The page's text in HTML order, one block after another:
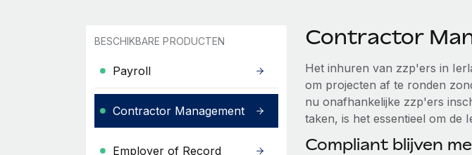
BESCHIKBARE PRODUCTEN
Payroll
Contractor Management
Employer of Record
Contractor
Het inhuren van zzp'ers in
om projecten af te ronden
nu onafhankelijke zzp'ers
taken, is het essentieel om de
Compliant blijven